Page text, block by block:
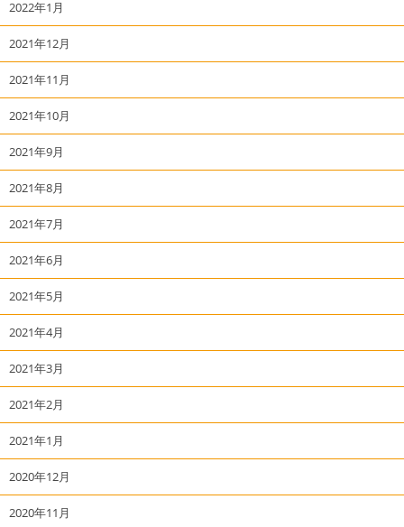
2022年1月
2021年12月
2021年11月
2021年10月
2021年9月
2021年8月
2021年7月
2021年6月
2021年5月
2021年4月
2021年3月
2021年2月
2021年1月
2020年12月
2020年11月